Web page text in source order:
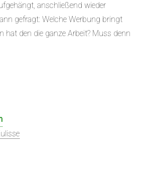
anschließend wieder
gefragt: Welche Werbung bringt
hat den die ganze Arbeit? Muss denn